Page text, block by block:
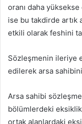
oranı daha
ise bu takdirde artık
etkili olarak feshini
Sözleşmenin ileriye
edilerek arsa
Arsa sahibi
bölümlerdeki
ortak alanlardaki